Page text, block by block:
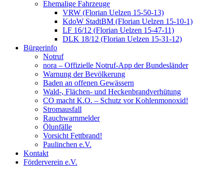
Ehemalige Fahrzeuge
VRW (Florian Uelzen 15-50-13)
KdoW StadtBM (Florian Uelzen 15-10-1)
LF 16/12 (Florian Uelzen 15-47-11)
DLK 18/12 (Florian Uelzen 15-31-12)
Bürgerinfo
Notruf
nora – Offizielle Notruf-App der Bundesländer
Warnung der Bevölkerung
Baden an offenen Gewässern
Wald-, Flächen- und Heckenbrandverhütung
CO macht K.O. – Schutz vor Kohlenmonoxid!
Stromausfall
Rauchwarnmelder
Ölunfälle
Vorsicht Fettbrand!
Paulinchen e.V.
Kontakt
Förderverein e.V.